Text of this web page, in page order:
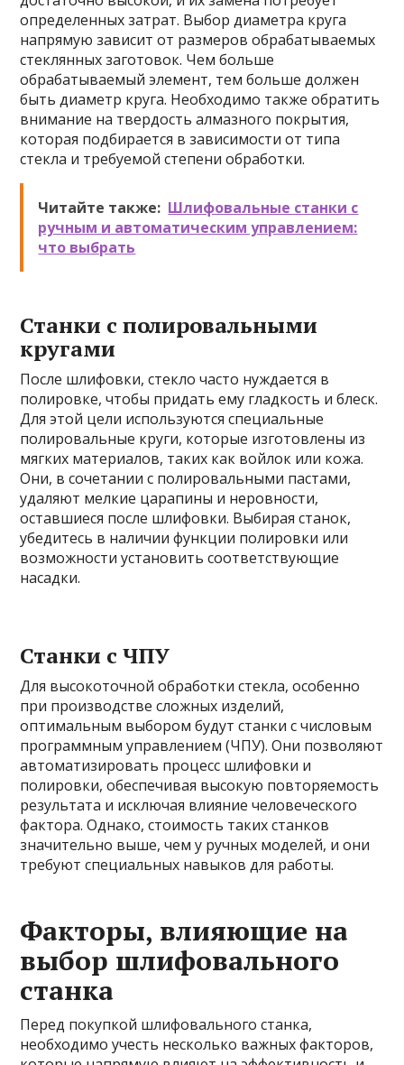
определенных затрат. Выбор диаметра круга
напрямую зависит от размеров обрабатываемых
стеклянных заготовок. Чем больше
обрабатываемый элемент, тем больше должен
быть диаметр круга. Необходимо также обратить
внимание на твердость алмазного покрытия,
которая подбирается в зависимости от типа
стекла и требуемой степени обработки.
Читайте также: Шлифовальные станки с
ручным и автоматическим управлением:
что выбрать
Станки с полировальными
кругами
После шлифовки, стекло часто нуждается в
полировке, чтобы придать ему гладкость и блеск.
Для этой цели используются специальные
полировальные круги, которые изготовлены из
мягких материалов, таких как войлок или кожа.
Они, в сочетании с полировальными пастами,
удаляют мелкие царапины и неровности,
оставшиеся после шлифовки. Выбирая станок,
убедитесь в наличии функции полировки или
возможности установить соответствующие
насадки.
Станки с ЧПУ
Для высокоточной обработки стекла, особенно
при производстве сложных изделий,
оптимальным выбором будут станки с числовым
программным управлением (ЧПУ). Они позволяют
автоматизировать процесс шлифовки и
полировки, обеспечивая высокую повторяемость
результата и исключая влияние человеческого
фактора. Однако, стоимость таких станков
значительно выше, чем у ручных моделей, и они
требуют специальных навыков для работы.
Факторы, влияющие на
выбор шлифовального
станка
Перед покупкой шлифовального станка,
необходимо учесть несколько важных факторов,